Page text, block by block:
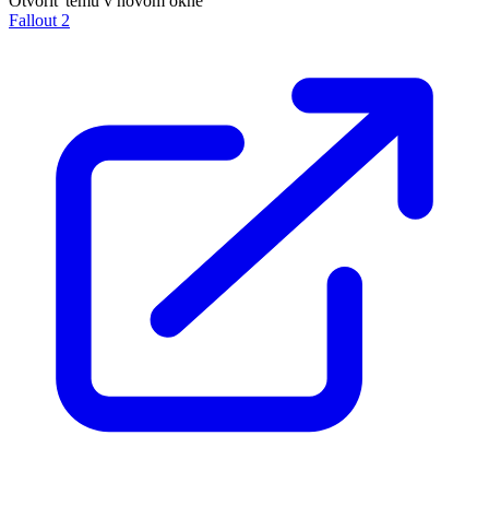
Fallout 2